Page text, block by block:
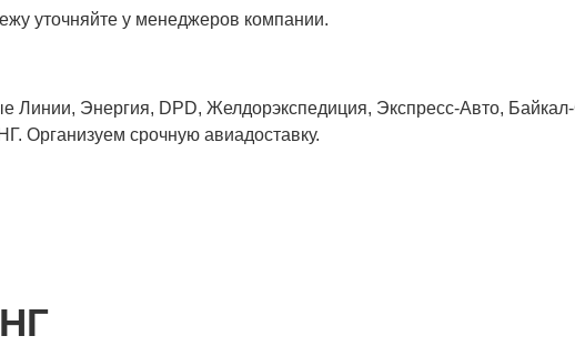
уточняйте у менеджеров компании.
Линии, Энергия, DPD, Желдорэкспедиция, Экспресс-Авто,
Организуем срочную авиадоставку.